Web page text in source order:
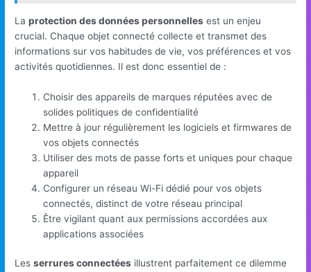
Laprotection des données personnelles est un enjeu
crucial. Chaque objet connecté collecte et transmet des
informations sur vos habitudes de vie, vos préférences et vos
activités quotidiennes. Il est donc essentiel de :
Choisir des appareils de marques réputées avec de
solides politiques de confidentialité
Mettre à jour régulièrement les logiciels et firmwares de
vos objets connectés
Utiliser des mots de passe forts et uniques pour chaque
appareil
Configurer un réseau Wi-Fi dédié pour vos objets
connectés, distinct de votre réseau principal
Être vigilant quant aux permissions accordées aux
applications associées
Lesserrures connectées illustrent parfaitement ce dilemme